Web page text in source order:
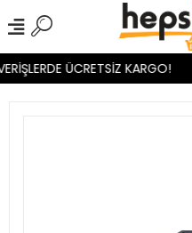
ÜCRETSİZ KARGO!